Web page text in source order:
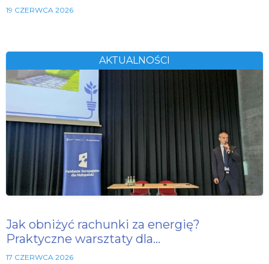
19 CZERWCA 2026
AKTUALNOŚCI
Jak obniżyć rachunki za energię?
Praktyczne warsztaty dla…
17 CZERWCA 2026